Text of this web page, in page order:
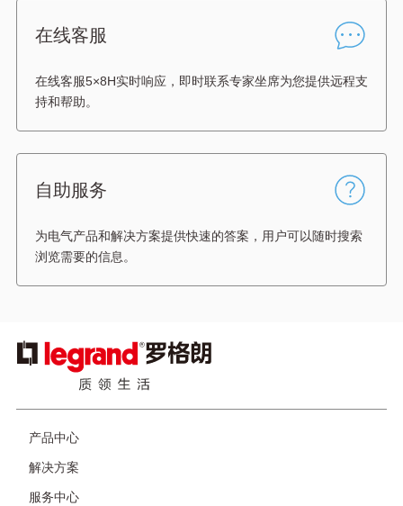
在线客服
在线客服5×8H实时响应，即时联系专家坐席为您提供远程支
持和帮助。
自助服务
为电气产品和解决方案提供快速的答案，用户可以随时搜索
浏览需要的信息。
像
产品中心
解决方案
服务中心